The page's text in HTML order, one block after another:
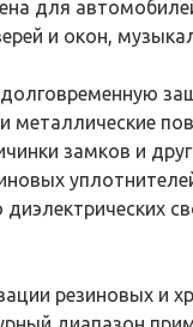
для
и окон,
металлические
замков и
диэлектрических
резиновых и